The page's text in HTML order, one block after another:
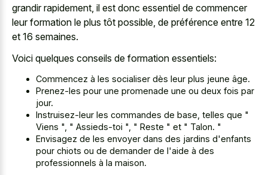
grandir rapidement, il est donc essentiel de commencer
leur formation le plus tôt possible, de préférence entre 12
et 16 semaines.
Voici quelques conseils de formation essentiels:
Commencez à les socialiser dès leur plus jeune âge.
Prenez-les pour une promenade une ou deux fois par
jour.
Instruisez-leur les commandes de base, telles que "
Viens ", " Assieds-toi ", " Reste " et " Talon. "
Envisagez de les envoyer dans des jardins d'enfants
pour chiots ou de demander de l'aide à des
professionnels à la maison.